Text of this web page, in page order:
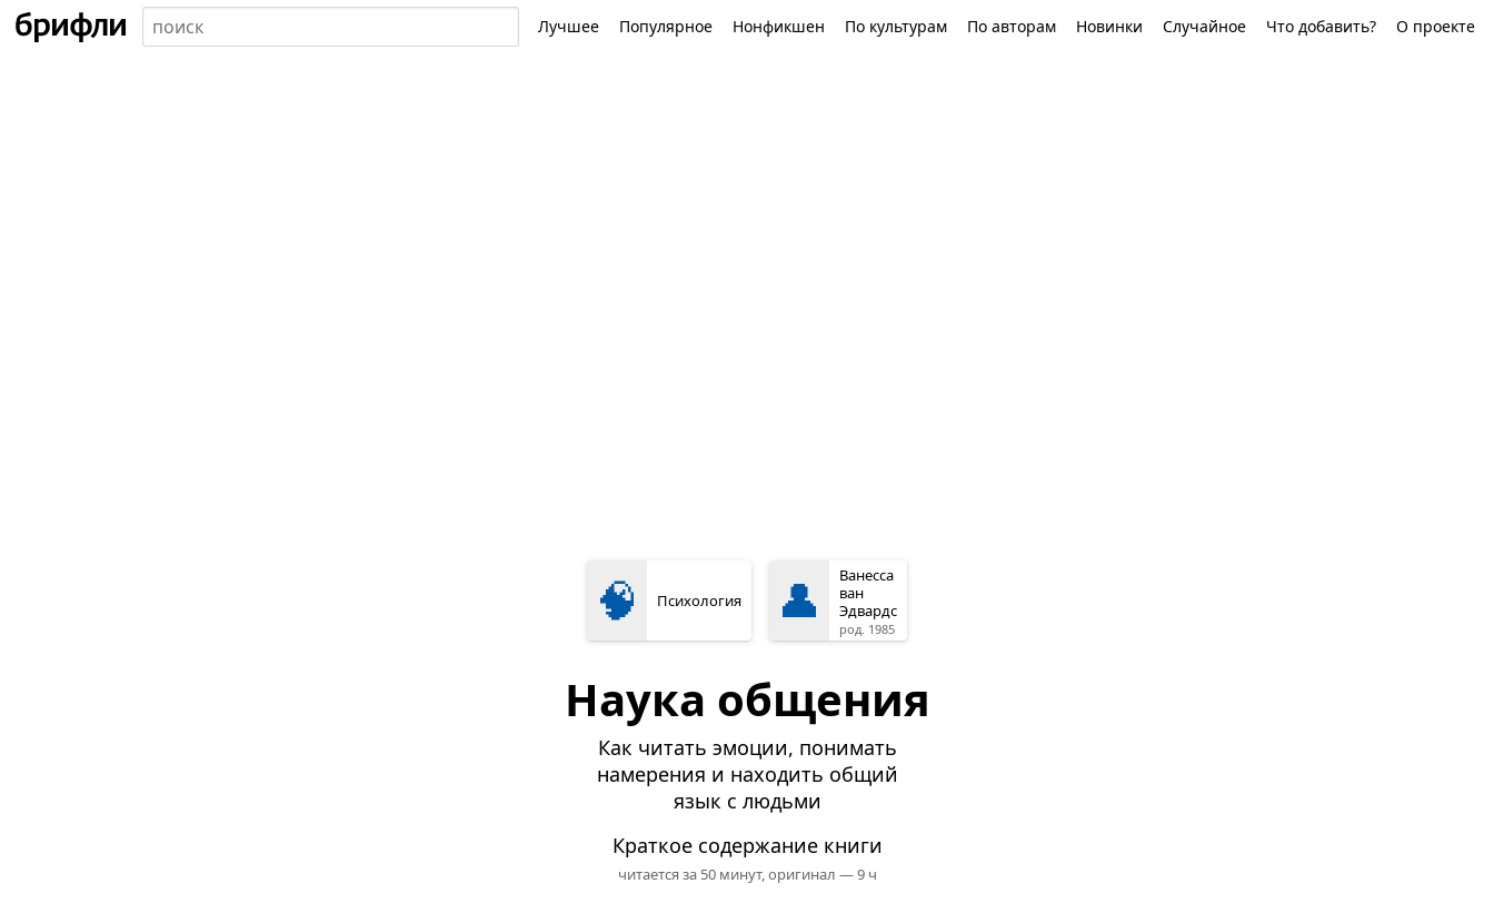
Лучшее Популярное Нонфикшен По культурам По авторам Новинки Случайное Что добавить? О проекте
🧠 Психология 👤
Ванесса
ван
Эдвардс
род. 1985
Наука общения
Как читать эмоции, понимать
намерения и находить общий
язык с людьми
Краткое содержание книги
читается за 50 минут,оригинал — 9 ч